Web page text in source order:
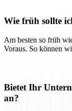
Wie früh sollte
Am besten so früh
Voraus. So können
Bietet Ihr
an?